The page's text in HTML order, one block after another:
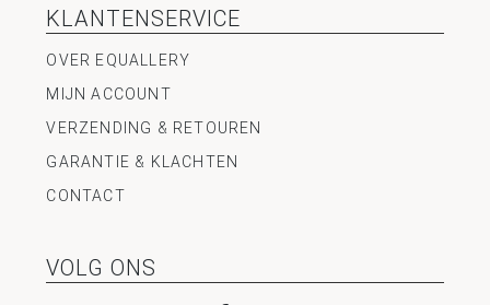
KLANTENSERVICE
OVER EQUALLERY
MIJN ACCOUNT
VERZENDING & RETOUREN
GARANTIE & KLACHTEN
CONTACT
VOLG ONS